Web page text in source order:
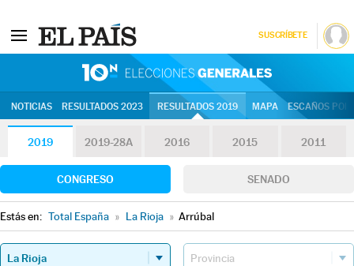
SUSCRÍBETE
NOTICIAS RESULTADOS 2023 RESULTADOS 2019 MAPA ESCAÑOS
2019 2019-28A 2016 2015 2011
CONGRESO SENADO
Estás en: Total España » La Rioja » Arrúbal